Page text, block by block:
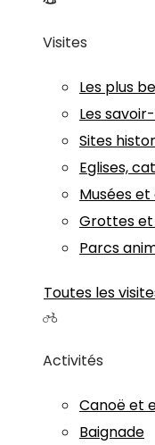
Visites
Les plus
Les
Sites
Eglises,
Musées
Grottes
Parcs
Toutes les
Activités
Canoë et
Baignade